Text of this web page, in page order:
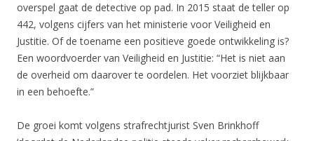
overspel gaat de detective op pad. In 2015 staat de teller op
442, volgens cijfers van het ministerie voor Veiligheid en
Justitie. Of de toename een positieve goede ontwikkeling is?
Een woordvoerder van Veiligheid en Justitie: “Het is niet aan
de overheid om daarover te oordelen. Het voorziet blijkbaar
in een behoefte.”
De groei komt volgens strafrechtjurist Sven Brinkhoff